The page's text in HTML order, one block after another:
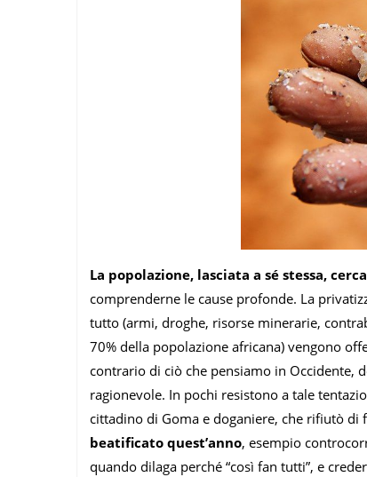
La popolazione, lasciata a sé stessa,
comprenderne le cause profonde. La
tutto (armi, droghe, risorse minerarie,
70% della popolazione africana) vengono
contrario di ciò che pensiamo in Occidente,
ragionevole. In pochi resistono a tale
cittadino di Goma e doganiere, che rifiutò
beatificato quest’anno, esempio
quando dilaga perché “così fan tutti”, e